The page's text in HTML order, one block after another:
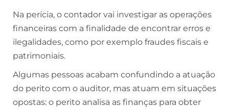
Na perícia, o contador vai investigar as operações
financeiras com a finalidade de encontrar erros e
ilegalidades, como por exemplo fraudes fiscais e
patrimoniais.
Algumas pessoas acabam confundindo a atuação
do perito com o auditor, mas atuam em situações
opostas: o perito analisa as finanças para obter